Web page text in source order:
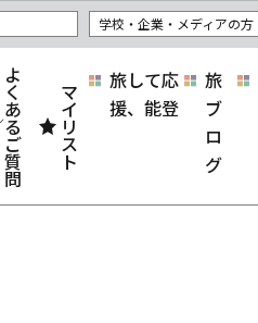
学校・企業・メディアの方
よ
く
あ
る
ご
質
問
マ
イ
リ
ス
ト
旅して応
援、能登
旅
ブ
ロ
グ